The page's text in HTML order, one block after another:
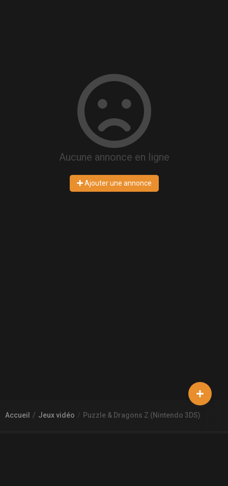
Aucune annonce en ligne
Ajouter une annonce
Accueil Jeux vidéo Puzzle & Dragons Z (Nintendo 3DS)